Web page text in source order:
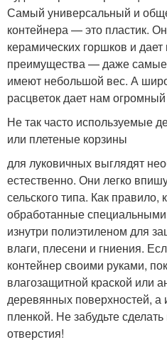
Самый универсальный и
контейнера — это пластик.
керамических горшков и
преимущества — даже
имеют небольшой вес. А
расцветок дает нам
Не так часто используемые
или плетеные корзины
для луковичных выглядят
естественно. Они легко
сельского типа. Как
обработанные
изнутри полиэтиленом для
влаги, плесени и гниения.
контейнер своими руками,
влагозащитной краской или
деревянных поверхностей, а
пленкой. Не забудьте
отверстия!